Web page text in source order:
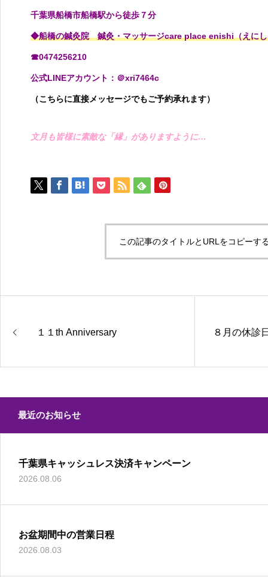
千葉県船橋市船橋駅から徒歩７分
◆船橋の鍼灸院 鍼灸・マッサージcare place enishi（えに
☎0474256210
公式LINEアカウント：＠xri7464c
（こちらに直接メッセージでもご予約承れます）
文月も皆様に素敵な「縁」がありますように…
この記事のタイトルとURLをコピーす
１１th Anniversary ８月の休診
最近のお知らせ
千葉県キャッシュレス決済キャンペーン
2026.08.06
お盆期間中の営業日程
2026.08.03